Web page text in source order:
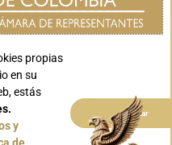
propias
en su
estás
y
Aceptar